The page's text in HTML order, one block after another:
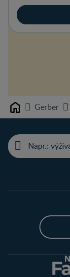
Home Gerber